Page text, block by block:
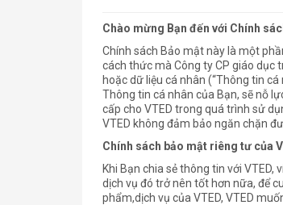
Chào mừng Bạn đến với Chính
Chính sách Bảo mật này là một
cách thức mà Công ty CP giáo dục
hoặc dữ liệu cá nhân (“Thông tin
Thông tin cá nhân của Bạn, sẽ nỗ
cấp cho VTED trong quá trình sử
VTED không đảm bảo ngăn chặn
Chính sách bảo mật riêng tư của
Khi Bạn chia sẻ thông tin với VTED,
dịch vụ đó trở nên tốt hơn nữa, để
phẩm,dịch vụ của VTED, VTED